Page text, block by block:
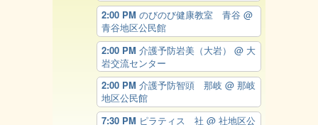
2:00 PM のびのび健康教室 青谷 @
青谷地区公民館
2:00 PM 介護予防岩美（大岩） @ 大
岩交流センター
2:00 PM 介護予防智頭 那岐 @ 那岐
地区公民館
7:30 PM ピラティス 社 @ 社地区公